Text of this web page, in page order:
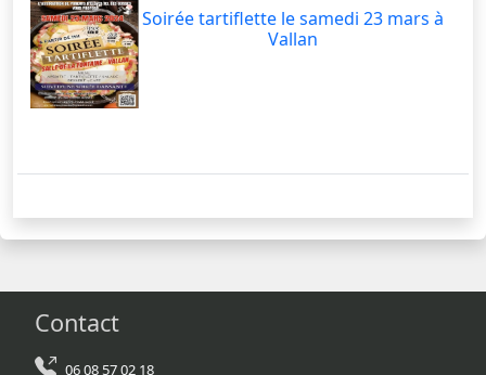
Soirée tartiflette le samedi 23 mars à
Vallan
Contact
06 08 57 02 18